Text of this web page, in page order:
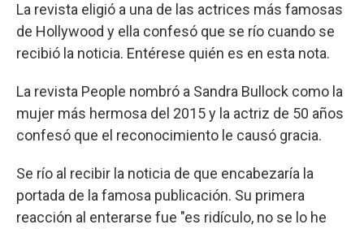
La revista eligió a una de las actrices más famosas
de Hollywood y ella confesó que se río cuando se
recibió la noticia. Entérese quién es en esta nota.
La revista People nombró a Sandra Bullock como la
mujer más hermosa del 2015 y la actriz de 50 años
confesó que el reconocimiento le causó gracia.
Se río al recibir la noticia de que encabezaría la
portada de la famosa publicación. Su primera
reacción al enterarse fue "es ridículo, no se lo he